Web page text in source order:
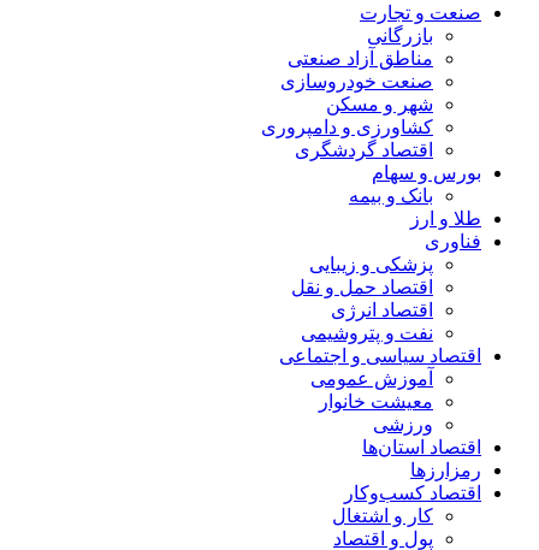
صنعت و تجارت
بازرگانی
مناطق آزاد صنعتی
صنعت خودروسازی
شهر و مسکن
کشاورزی و دامپروری
اقتصاد گردشگری
بورس و سهام
بانک و بیمه
طلا و ارز
فناوری
پزشکی و زیبایی
اقتصاد حمل و نقل
اقتصاد انرژی
نفت و پتروشیمی
اقتصاد سیاسی و اجتماعی
آموزش عمومی
معیشت خانوار
ورزشی
اقتصاد استان‌ها
رمزارزها
اقتصاد کسب‌و‌کار
کار و اشتغال
پول و اقتصاد